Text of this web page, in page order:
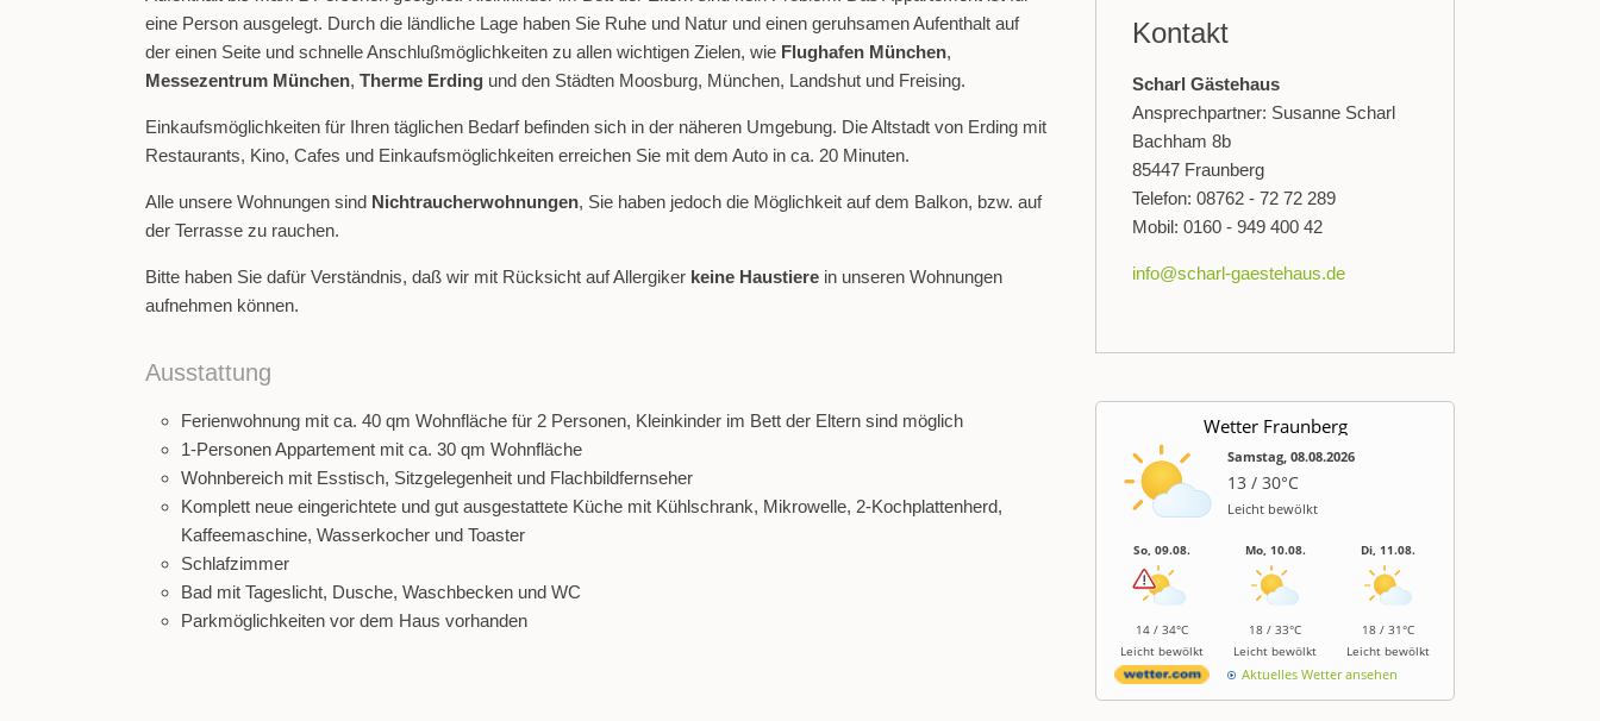
eine Person ausgelegt. Durch die ländliche Lage haben Sie Ruhe und Natur und einen geruhsamen Aufenthalt auf
der einen Seite und schnelle Anschlußmöglichkeiten zu allen wichtigen Zielen, wie Flughafen München,
Messezentrum München, Therme Erding und den Städten Moosburg, München, Landshut und Freising.
Einkaufsmöglichkeiten für Ihren täglichen Bedarf befinden sich in der näheren Umgebung. Die Altstadt von Erding mit
Restaurants, Kino, Cafes und Einkaufsmöglichkeiten erreichen Sie mit dem Auto in ca. 20 Minuten.
Alle unsere Wohnungen sind Nichtraucherwohnungen, Sie haben jedoch die Möglichkeit auf dem Balkon, bzw. auf
der Terrasse zu rauchen.
Bitte haben Sie dafür Verständnis, daß wir mit Rücksicht auf Allergiker keine Haustiere in unseren Wohnungen
aufnehmen können.
Ausstattung
Ferienwohnung mit ca. 40 qm Wohnfläche für 2 Personen, Kleinkinder im Bett der Eltern sind möglich
1-Personen Appartement mit ca. 30 qm Wohnfläche
Wohnbereich mit Esstisch, Sitzgelegenheit und Flachbildfernseher
Komplett neue eingerichtete und gut ausgestattete Küche mit Kühlschrank, Mikrowelle, 2-Kochplattenherd,
Kaffeemaschine, Wasserkocher und Toaster
Schlafzimmer
Bad mit Tageslicht, Dusche, Waschbecken und WC
Parkmöglichkeiten vor dem Haus vorhanden
Kontakt
Scharl Gästehaus
Ansprechpartner: Susanne Scharl
Bachham 8b
85447 Fraunberg
Telefon: 08762 - 72 72 289
Mobil: 0160 - 949 400 42
info@scharl-gaestehaus.de
Wetter Fraunberg
Samstag, 08.08.2026
13 / 30°C
Leicht bewölkt
So, 09.08.
14 / 34°C
Leicht bewölkt
Mo, 10.08.
18 / 33°C
Leicht bewölkt
Di, 11.08.
18 / 31°C
Leicht bewölkt
Aktuelles Wetter ansehen